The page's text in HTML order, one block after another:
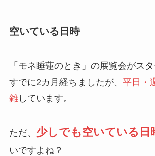
空いている日時
「モネ睡蓮のとき」の展覧会がス
すでに2カ月経ちましたが、 平日・
雑しています。
ただ、 少しでも空いている日
いですよね？